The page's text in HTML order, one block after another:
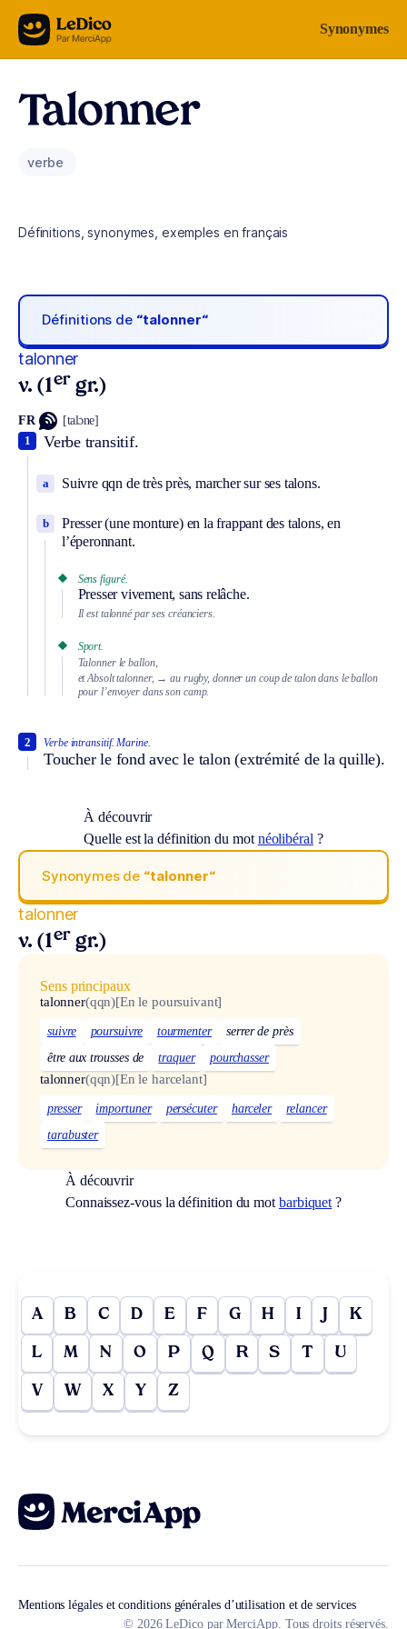
Aller au contenu Synonymes
Talonner
verbe
Définitions, synonymes, exemples en français
Définitions de “talonner“
talonner
v. (1er gr.)
FR [talɔne]
Verbe transitif.
1
Suivre qqn de très près, marcher sur ses talons.
a
Presser (une monture) en la frappant des talons, en
l’éperonnant.
b
Sens figuré.
Presser vivement, sans relâche.
Il est talonné par ses créanciers.
Sport.
Talonner le ballon,
etAbsolt talonner, → au rugby, donner un coup de talon dans le ballon
pour l’envoyer dans son camp.
Verbe intransitif. Marine.
Toucher le fond avec le talon (extrémité de la quille).
2
À découvrir
Quelle est la définition du motnéolibéral?
Synonymes de “talonner“
talonner
v. (1er gr.)
Sens principaux
talonner(qqn)[En le poursuivant]
suivre poursuivre tourmenter
serrer de près
être aux trousses de
traquer pourchasser
talonner(qqn)[En le harcelant]
presser importuner persécuter harceler
relancer
tarabuster
À découvrir
Connaissez-vous la définition du mot barbiquet ?
A B C D E F G H I J K
L M N O P Q R S T U
V W X Y Z
Mentions légales et conditions générales d’utilisation et de services
© 2026 LeDico par MerciApp. Tous droits réservés.